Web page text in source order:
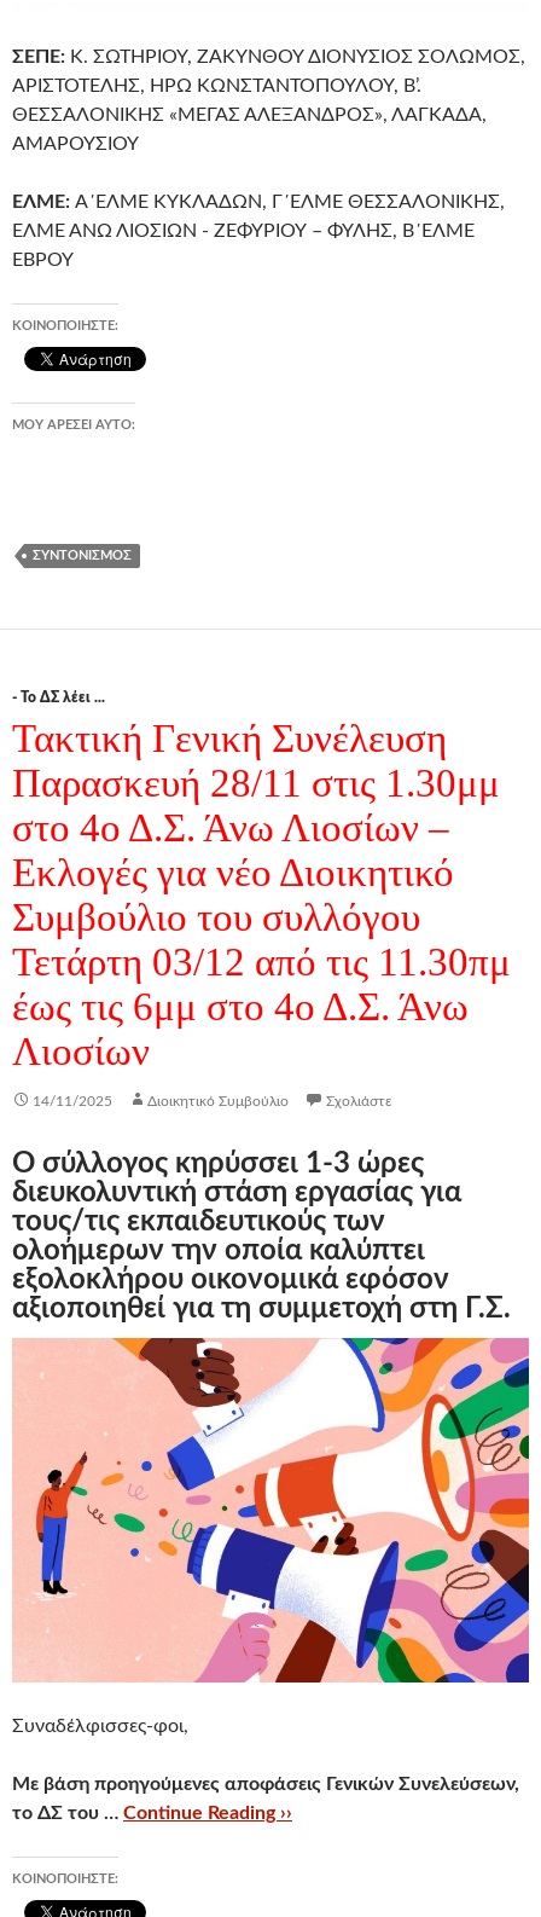
ΣΕΠΕ: Κ. ΣΩΤΗΡΙΟΥ, ΖΑΚΥΝΘΟΥ ΔΙΟΝΥΣΙΟΣ ΣΟΛΩΜΟΣ,
ΑΡΙΣΤΟΤΕΛΗΣ, ΗΡΩ ΚΩΝΣΤΑΝΤΟΠΟΥΛΟΥ, Β’.
ΘΕΣΣΑΛΟΝΙΚΗΣ «ΜΕΓΑΣ ΑΛΕΞΑΝΔΡΟΣ», ΛΑΓΚΑΔΑ,
ΑΜΑΡΟΥΣΙΟΥ
ΕΛΜΕ: Α΄ΕΛΜΕ ΚΥΚΛΑΔΩΝ, Γ΄ΕΛΜΕ ΘΕΣΣΑΛΟΝΙΚΗΣ,
ΕΛΜΕ ΑΝΩ ΛΙΟΣΙΩΝ - ΖΕΦΥΡΙΟΥ – ΦΥΛΗΣ, Β΄ΕΛΜΕ
ΕΒΡΟΥ
ΚΟΙΝΟΠΟΙΉΣΤΕ:
ΜΟΥ ΑΡΈΣΕΙ ΑΥΤΌ:
ΣΥΝΤΟΝΙΣΜΌΣ
- Το ΔΣ λέει ...
Τακτική Γενική Συνέλευση
Παρασκευή 28/11 στις 1.30μμ
στο 4ο Δ.Σ. Άνω Λιοσίων –
Εκλογές για νέο Διοικητικό
Συμβούλιο του συλλόγου
Τετάρτη 03/12 από τις 11.30πμ
έως τις 6μμ στο 4ο Δ.Σ. Άνω
Λιοσίων
14/11/2025 Διοικητικό Συμβούλιο Σχολιάστε
Ο σύλλογος κηρύσσει 1-3 ώρες
διευκολυντική στάση εργασίας για
τους/τις εκπαιδευτικούς των
ολοήμερων την οποία καλύπτει
εξολοκλήρου οικονομικά εφόσον
αξιοποιηθεί για τη συμμετοχή στη Γ.Σ.
Συναδέλφισσες-φοι,
Με βάση προηγούμενες αποφάσεις Γενικών Συνελεύσεων,
το ΔΣ του … Continue Reading ››
ΚΟΙΝΟΠΟΙΉΣΤΕ: